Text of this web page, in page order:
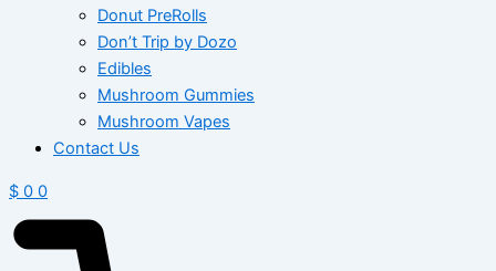
Donut PreRolls
Don’t Trip by Dozo
Edibles
Mushroom Gummies
Mushroom Vapes
Contact Us
$ 0 0